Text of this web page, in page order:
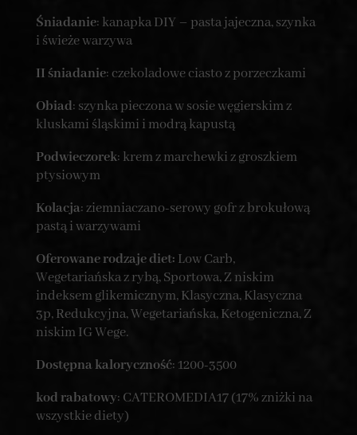
Śniadanie: kanapka DIY – pasta jajeczna, szynka
i świeże warzywa
II śniadanie: czekoladowe ciasto z porzeczkami
Obiad: szynka pieczona w sosie węgierskim z
kluskami śląskimi i modrą kapustą
Podwieczorek: krem z marchewki z groszkiem
ptysiowym
Kolacja: ziemniaczano-serowy gofr z brokułową
pastą i warzywami
Oferowane rodzaje diet: Low Carb,
Wegetariańska z rybą, Sportowa, Z niskim
indeksem glikemicznym, Klasyczna, Klasyczna
3p, Redukcyjna, Wegetariańska, Ketogeniczna, Z
niskim IG Wege.
Dostępna kaloryczność: 1200-3500
kod rabatowy: CATEROMEDIA17 (17% zniżki na
wszystkie diety)